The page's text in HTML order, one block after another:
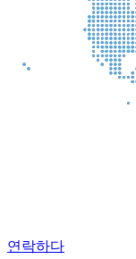
연락하다